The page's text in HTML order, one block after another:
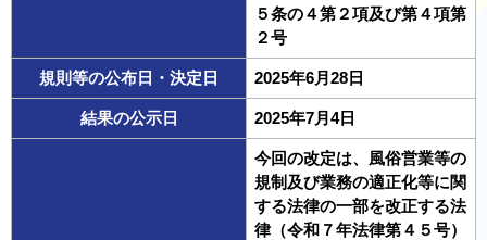
５条の４第２項及び第４項第
２号
規則等の公布日・決定日 2025年6月28日
結果の公示日 2025年7月4日
今回の改定は、風俗営業等の
規制及び業務の適正化等に関
する法律の一部を改正する法
律（令和７年法律第４５号）